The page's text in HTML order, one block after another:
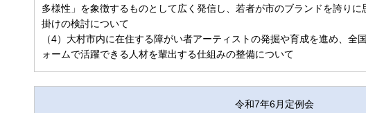
多様性」を象徴するものとして広く発信し、若者が市のブランドを誇りに
掛けの検討について
（4）大村市内に在住する障がい者アーティストの発掘や育成を進め、全
ォームで活躍できる人材を輩出する仕組みの整備について
令和7年6月定例会